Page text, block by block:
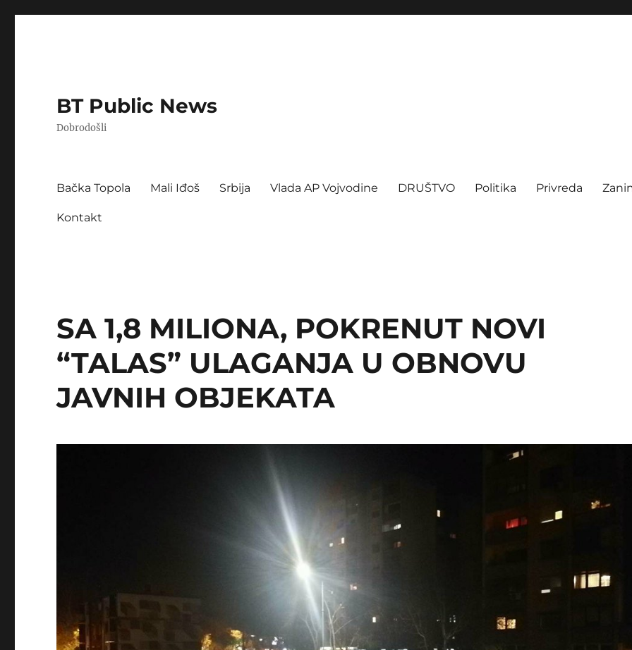
BT Public News
Dobrodošli
Bačka Topola Mali Iđoš Srbija Vlada AP Vojvodine DRUŠTVO Politika Privreda
Kontakt
SA 1,8 MILIONA, POKRENUT NOVI
“TALAS” ULAGANJA U OBNOVU
JAVNIH OBJEKATA